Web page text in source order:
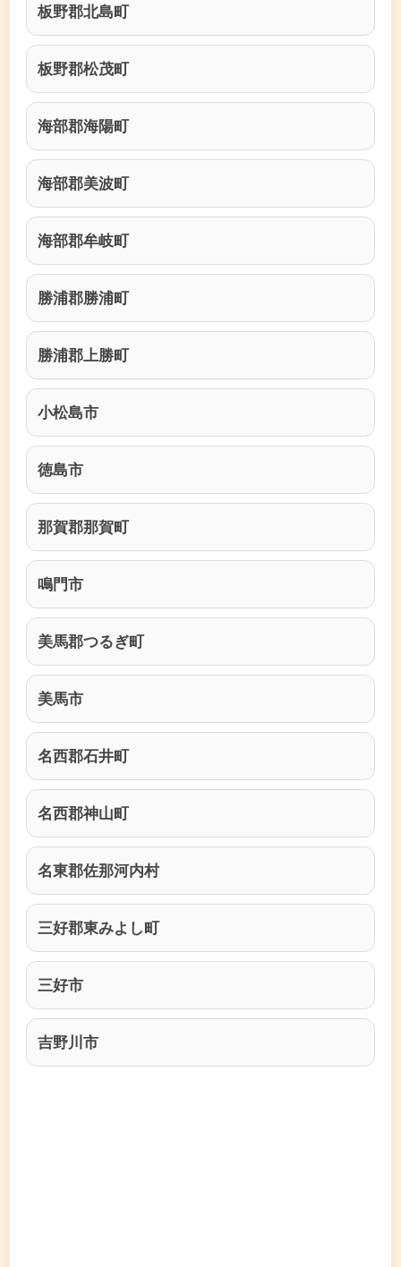
板野郡北島町
板野郡松茂町
海部郡海陽町
海部郡美波町
海部郡牟岐町
勝浦郡勝浦町
勝浦郡上勝町
小松島市
徳島市
那賀郡那賀町
鳴門市
美馬郡つるぎ町
美馬市
名西郡石井町
名西郡神山町
名東郡佐那河内村
三好郡東みよし町
三好市
吉野川市